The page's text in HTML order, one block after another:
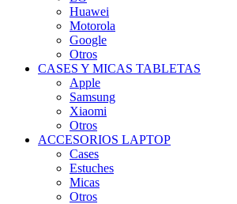
Huawei
Motorola
Google
Otros
CASES Y MICAS TABLETAS
Apple
Samsung
Xiaomi
Otros
ACCESORIOS LAPTOP
Cases
Estuches
Micas
Otros